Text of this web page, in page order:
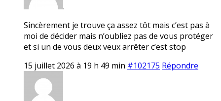
.
Sincèrement je trouve ça assez tôt mais c’est pas à
moi de décider mais n’oubliez pas de vous protéger
et si un de vous deux veux arrêter c’est stop
15 juillet 2026 à 19 h 49 min #102175 Répondre